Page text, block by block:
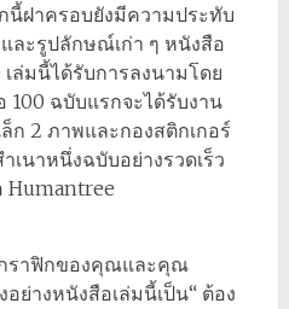
นี้ฝาครอบยังมีความประทับ
ละรูปลักษณ์เก่า ๆ หนังสือ
ล่มนี้ได้รับการลงนามโดย
ฉบับแรกจะได้รับงาน
ก 2 ภาพและกองสติกเกอร์
เนาหนึ่งฉบับอย่างรวดเร็ว
Humantree
ราฟิกของคุณและคุณ
ย่างหนังสือเล่มนี้เป็น“ ต้อง